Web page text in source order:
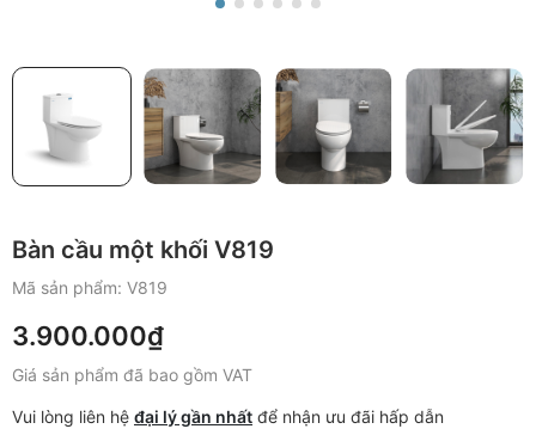
Bàn cầu một khối V819
Mã sản phẩm: V819
3.900.000₫
Giá sản phẩm đã bao gồm VAT
Vui lòng liên hệ đại lý gần nhất để nhận ưu đãi hấp dẫn